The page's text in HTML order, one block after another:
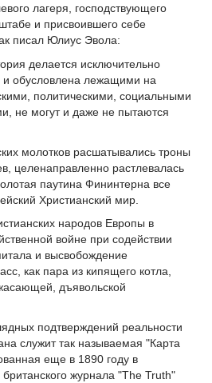
лагеря, господствующего
и присвоившего себе
писал Юлиус Эвола:
делается исключительно
и обусловлена лежащими на
политическими, социальными
не могут и даже не пытаются
молотков расшатывались троны
целенаправленно растлевалась
паутина Фининтерна все
Христианский мир.
народов Европы в
войне при содействии
и высвобождение
как пара из кипящего котла,
дъявольской
подтверждений реальности
служит так называемая "Карта
еще в 1890 году в
журнала "The Truth"